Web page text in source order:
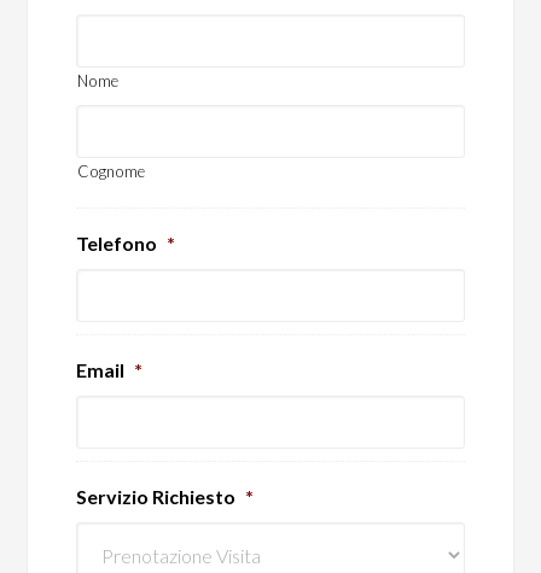
Nome
Cognome
Telefono *
Email *
Servizio Richiesto *